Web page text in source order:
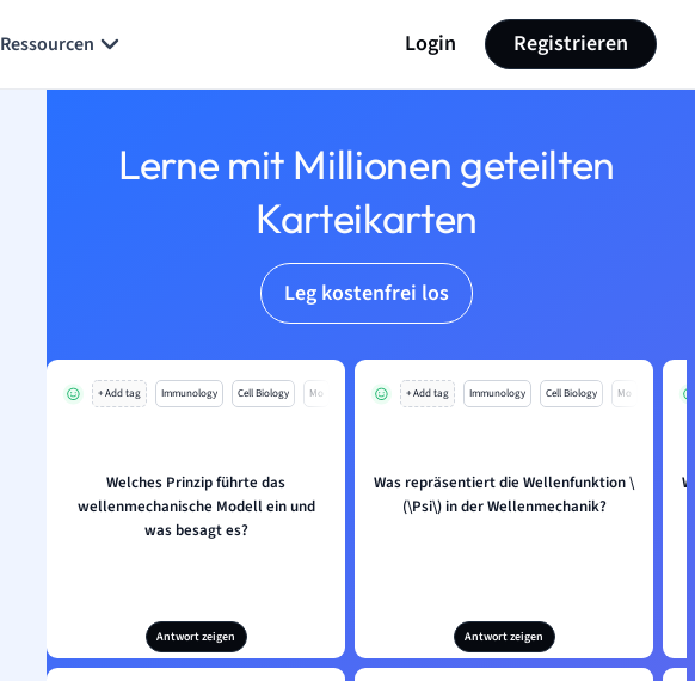
Ressourcen Login Registrieren
Lerne mit Millionen geteilten
Karteikarten
Leg kostenfrei los
+ Add tag Immunology Cell Biology Mo
Welches Prinzip führte das
wellenmechanische Modell ein und
was besagt es?
Antwort zeigen
+ Add tag Immunology Cell Biology Mo
Was repräsentiert die Wellenfunktion\
(\Psi\) in der Wellenmechanik?
Antwort zeigen